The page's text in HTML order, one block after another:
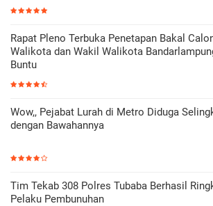
Rapat Pleno Terbuka Penetapan Bakal
Walikota dan Wakil Walikota
Buntu
Wow,, Pejabat Lurah di Metro Diduga
dengan Bawahannya
Tim Tekab 308 Polres Tubaba Berhasil
Pelaku Pembunuhan